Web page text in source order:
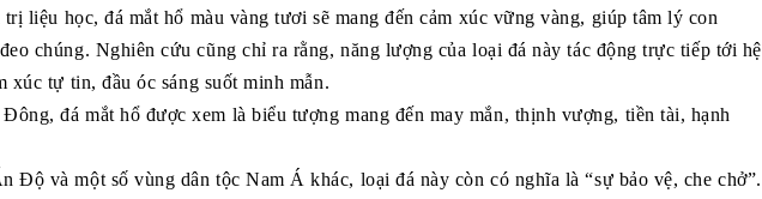
liệu học, đá mắt hổ màu vàng tươi sẽ mang đến cảm xúc vững vàng, giúp tâm lý con
chúng. Nghiên cứu cũng chỉ ra rằng, năng lượng của loại đá này tác động trực tiếp tới hệ
xúc tự tin, đầu óc sáng suốt minh mẫn.
đá mắt hổ được xem là biểu tượng mang đến may mắn, thịnh vượng, tiền tài, hạnh
Độ và một số vùng dân tộc Nam Á khác, loại đá này còn có nghĩa là “sự bảo vệ, che chở”.